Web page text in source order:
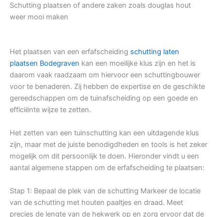
Schutting plaatsen of andere zaken zoals douglas hout
weer mooi maken
Het plaatsen van een erfafscheiding schutting laten
plaatsen Bodegraven kan een moeilijke klus zijn en het is
daarom vaak raadzaam om hiervoor een schuttingbouwer
voor te benaderen. Zij hebben de expertise en de geschikte
gereedschappen om de tuinafscheiding op een goede en
efficiënte wijze te zetten.
Het zetten van een tuinschutting kan een uitdagende klus
zijn, maar met de juiste benodigdheden en tools is het zeker
mogelijk om dit persoonlijk te doen. Hieronder vindt u een
aantal algemene stappen om de erfafscheiding te plaatsen:
Stap 1: Bepaal de plek van de schutting Markeer de locatie
van de schutting met houten paaltjes en draad. Meet
precies de lengte van de hekwerk op en zorg ervoor dat de